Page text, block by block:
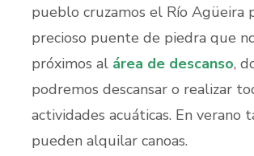
pueblo cruzamos el Río Agüeira
precioso puente de piedra que
próximos al área de descanso,
podremos descansar o realizar
actividades acuáticas. En verano
pueden alquilar canoas.